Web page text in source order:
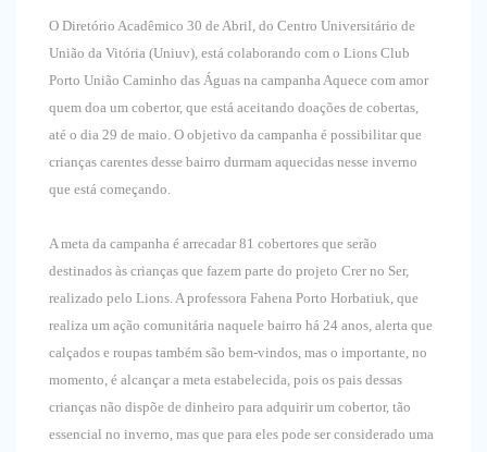
O Diretório Acadêmico 30 de Abril, do Centro Universitário de
União da Vitória (Uniuv), está colaborando com o Lions Club
Porto União Caminho das Águas na campanha Aquece com amor
quem doa um cobertor, que está aceitando doações de cobertas,
até o dia 29 de maio. O objetivo da campanha é possibilitar que
crianças carentes desse bairro durmam aquecidas nesse inverno
que está começando.
A meta da campanha é arrecadar 81 cobertores que serão
destinados às crianças que fazem parte do projeto Crer no Ser,
realizado pelo Lions. A professora Fahena Porto Horbatiuk, que
realiza um ação comunitária naquele bairro há 24 anos, alerta que
calçados e roupas também são bem-vindos, mas o importante, no
momento, é alcançar a meta estabelecida, pois os pais dessas
crianças não dispõe de dinheiro para adquirir um cobertor, tão
essencial no inverno, mas que para eles pode ser considerado uma